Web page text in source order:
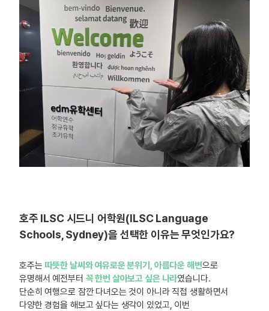
호주 ILSC 시드니 어학원(ILSC Language
Schools, Sydney)을 선택한 이유는 무엇인가요?
호주는 따뜻한 날씨와 여유로운 분위기, 아름다운 해변으로
유명해서 예전부터 꼭 한번 살아보고 싶은 나라였습니다.
단순히 여행으로 잠깐 다녀오는 것이 아니라 직접 생활하면서
다양한 경험을 해보고 싶다는 생각이 있었고, 이번